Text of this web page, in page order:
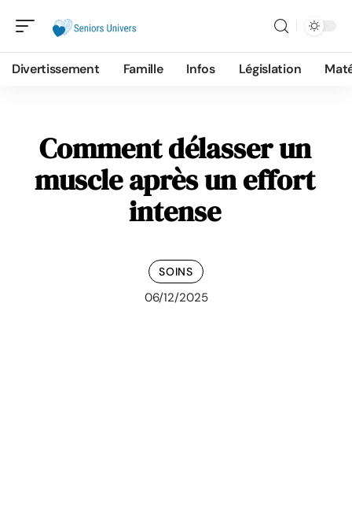
Divertissement Famille Infos Législation
Comment délasser un
muscle après un effort
intense
SOINS
06/12/2025